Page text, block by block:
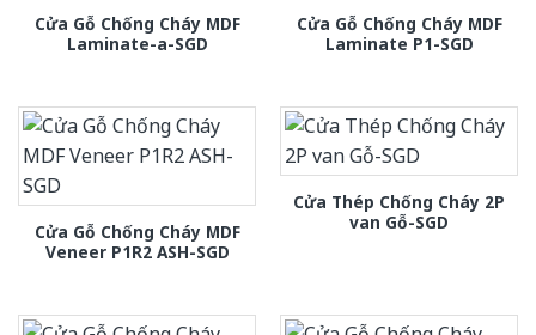
Cửa Gỗ Chống Cháy MDF
Laminate-a-SGD
Cửa Gỗ Chống Cháy MDF
Laminate P1-SGD
Cửa Gỗ Chống Cháy MDF
Veneer P1R2 ASH-SGD
Cửa Thép Chống Cháy 2P
van Gỗ-SGD